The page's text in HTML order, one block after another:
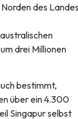
des Landes
drei Millionen
bestimmt,
über ein 4.300
Singapur selbst